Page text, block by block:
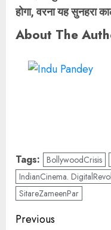
होगा, वरना यह सुनहरा
About The
Tags: BollywoodCrisis
IndianCinema.
SitareZameenPar
Previous